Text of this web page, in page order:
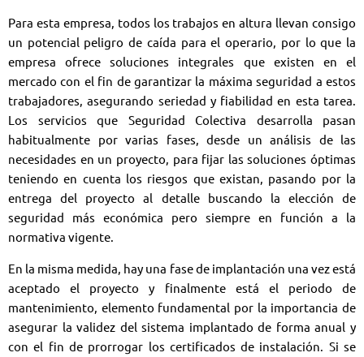
Para esta empresa, todos los trabajos en altura llevan consigo
un potencial peligro de caída para el operario, por lo que la
empresa ofrece soluciones integrales que existen en el
mercado con el fin de garantizar la máxima seguridad a estos
trabajadores, asegurando seriedad y fiabilidad en esta tarea.
Los servicios que Seguridad Colectiva desarrolla pasan
habitualmente por varias fases, desde un análisis de las
necesidades en un proyecto, para fijar las soluciones óptimas
teniendo en cuenta los riesgos que existan, pasando por la
entrega del proyecto al detalle buscando la elección de
seguridad más económica pero siempre en función a la
normativa vigente.
En la misma medida, hay una fase de implantación una vez está
aceptado el proyecto y finalmente está el periodo de
mantenimiento, elemento fundamental por la importancia de
asegurar la validez del sistema implantado de forma anual y
con el fin de prorrogar los certificados de instalación. Si se